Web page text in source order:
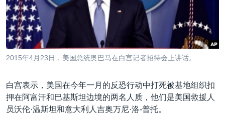
到
检
索
非洲
美洲
全球议题
军事
劳工
环境
国会报道
美中关系
美国建国250周年
美国之音专访
重要讲话与声明
VOA今日焦点
中文广播
关注我们
2015年4月23日，美国总统奥巴马在白宫记者招待会上讲话。
白宫表示，美国在今年一月的反恐行动中打死被基地组织扣
押在阿富汗和巴基斯坦边境的两名人质，他们是美国救援人
员沃伦·温斯坦和意大利人吉奥万尼·洛-普托。